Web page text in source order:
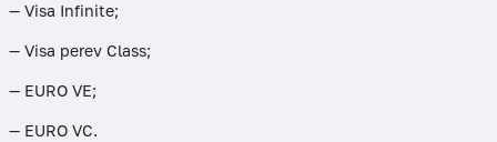
— Visa Infinite;
— Visa perev Class;
— EURO VE;
— EURO VC.